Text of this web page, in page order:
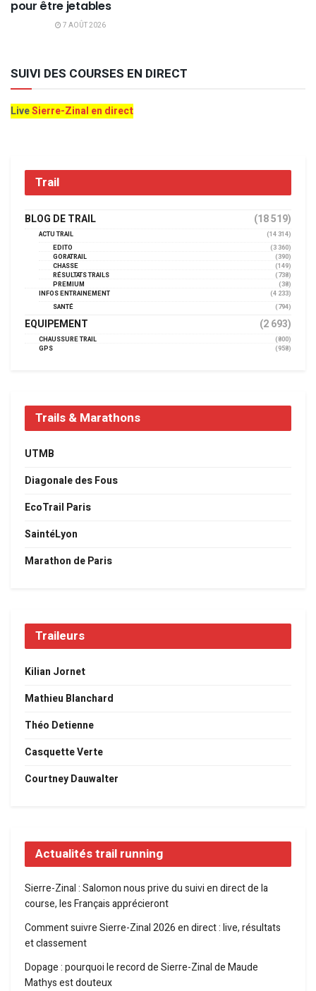
pour être jetables
7 AOÛT 2026
SUIVI DES COURSES EN DIRECT
LiveSierre-Zinal en direct
Trail
BLOG DE TRAIL (18 519)
ACTU TRAIL
(14 314)
EDITO
(3 360)
GORATRAIL
(390)
CHASSE
(149)
RÉSULTATS TRAILS
(738)
PREMIUM
(38)
INFOS ENTRAINEMENT
(4 233)
SANTÉ
(794)
EQUIPEMENT (2 693)
CHAUSSURE TRAIL
(800)
GPS
(958)
Trails & Marathons
UTMB
Diagonale des Fous
EcoTrail Paris
SaintéLyon
Marathon de Paris
Traileurs
Kilian Jornet
Mathieu Blanchard
Théo Detienne
Casquette Verte
Courtney Dauwalter
Actualités trail running
Sierre-Zinal : Salomon nous prive du suivi en direct de la
course, les Français apprécieront
Comment suivre Sierre-Zinal 2026 en direct : live, résultats
et classement
Dopage : pourquoi le record de Sierre-Zinal de Maude
Mathys est douteux